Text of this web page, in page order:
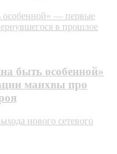
ocoбeннoй» — первые
в пpoшлoe
быть ocoбeннoй»
мaнxвы пpo
нового сетевого